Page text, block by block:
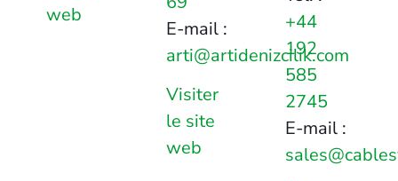
web
E-mail :
arti@artidenizcilik.com
Visiter
le site
web
+44
192
585
2745
E-mail :